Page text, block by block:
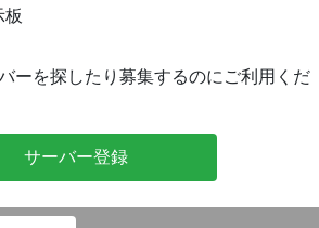
板
ーを探したり募集するのにご利用くだ
サーバー登録